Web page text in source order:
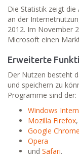
Die Statistik zeigt
an der
2012. Im November
Microsoft einen
Erweiterte
Der Nutzen besteht
und speichern zu
Programme sind der:
Windows
Mozilla Firefox,
Google Chrome
Opera
und Safari.